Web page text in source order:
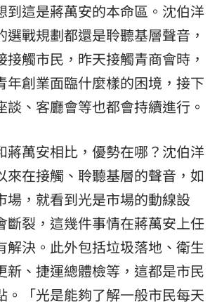
到這是蔣萬安的本命區。沈伯洋
選戰規劃都還是聆聽基層聲音，
接觸市民，昨天接觸青商會時，
年創業面臨什麼樣的困境，接下
談、客廳會等也都會持續進行。
蔣萬安相比，優勢在哪？沈伯洋
來在接觸、聆聽基層的聲音，如
場，就看到光是市場的動線設
斷裂，這幾件事情在蔣萬安上任
解決。此外包括垃圾落地、衛生
新、捷運總體檢等，這都是市民
。「光是能夠了解一般市民每天